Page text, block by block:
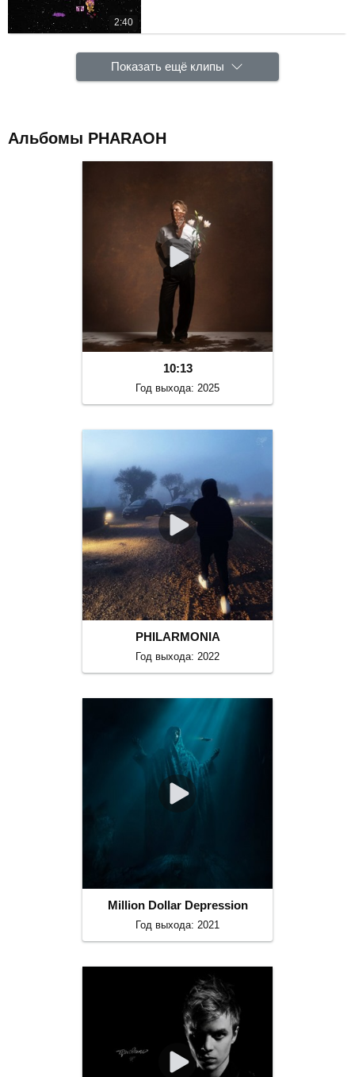
2:40
Показать ещё клипы
Альбомы PHARAOH
10:13
Год выхода: 2025
PHILARMONIA
Год выхода: 2022
Million Dollar Depression
Год выхода: 2021